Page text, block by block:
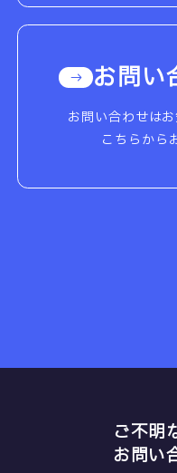
お問い
お問い合わせは
こちらから
ご不明
お問い